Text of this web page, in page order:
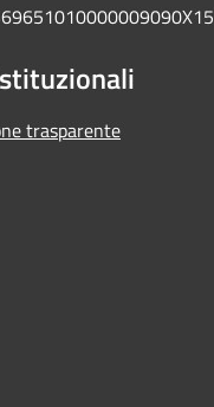
trasparente